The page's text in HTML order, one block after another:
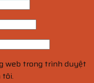
web trong trình duyệt
tôi.